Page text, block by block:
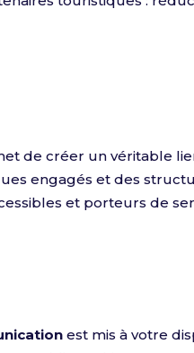
de créer un véritable
engagés et des
et porteurs de
est mis à votre